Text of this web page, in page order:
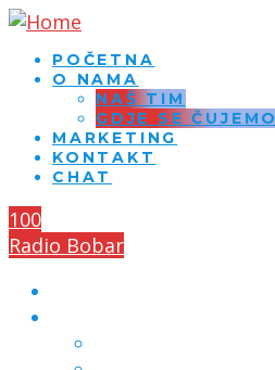
POČETNA
O NAMA
NAŠ TIM
GDJE SE ČUJEMO
MARKETING
KONTAKT
CHAT
100
Radio Bobar